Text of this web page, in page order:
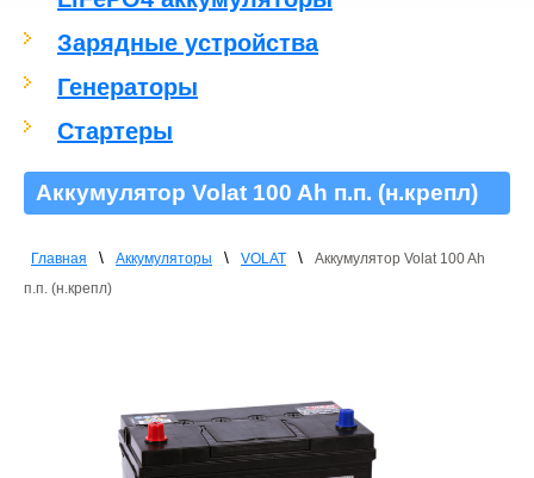
Зарядные устройства
Генераторы
Стартеры
Аккумулятор Volat 100 Ah п.п. (н.крепл)
Главная \ Аккумуляторы \ VOLAT \
Аккумулятор Volat 100 Ah
п.п. (н.крепл)